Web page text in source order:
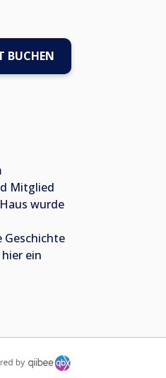
BUCHEN
Mitglied
wurde
Geschichte
ein